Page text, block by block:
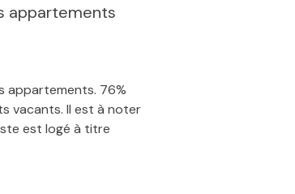
appartements
appartements. 76%
vacants. Il est à noter
est logé à titre